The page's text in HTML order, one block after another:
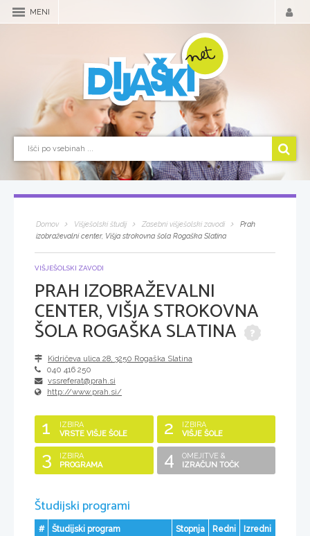
MENI
Domov Višješolski študij Zasebni višješolski zavodi
Prah
izobraževalni center, Višja strokovna šola Rogaška Slatina
VIŠJEŠOLSKI ZAVODI
PRAH IZOBRAŽEVALNI
CENTER, VIŠJA STROKOVNA
ŠOLA ROGAŠKA SLATINA
Kidričeva ulica 28, 3250 Rogaška Slatina
040 416 250
vssreferat@prah.si
http://www.prah.si/
1
IZBIRA
VRSTE VIŠJE ŠOLE
2
IZBIRA
VIŠJE ŠOLE
3
IZBIRA
PROGRAMA
4
OMEJITVE &
IZRAČUN TOČK
Študijski programi
# Študijski program Stopnja Redni
Izredni